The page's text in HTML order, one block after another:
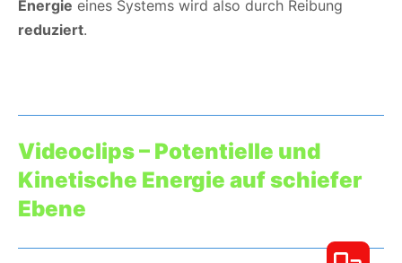
Energie eines Systems wird also durch Reibung
reduziert.
Videoclips – Potentielle und
Kinetische Energie auf schiefer
Ebene